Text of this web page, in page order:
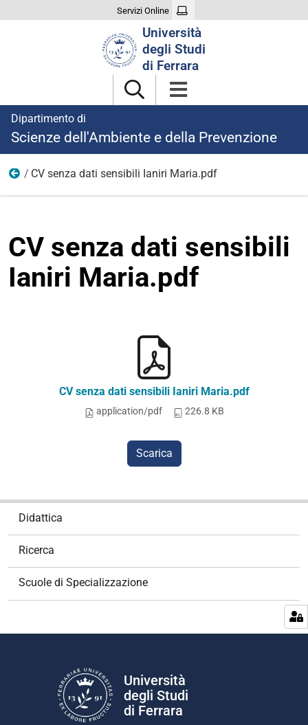
Servizi Online
Università
degli Studi
di Ferrara
Dipartimento di
Scienze dell'Ambiente e della Prevenzione
Ricerca
CV senza dati sensibili Ianiri Maria.pdf
CV senza dati sensibili
Ianiri Maria.pdf
CV senza dati sensibili Ianiri Maria.pdf
application/pdf 226.8 KB
Scarica
Didattica
Ricerca
Scuole di Specializzazione
Università
degli Studi
di Ferrara